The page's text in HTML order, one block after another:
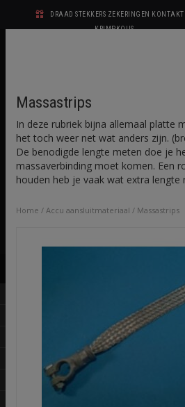
DRAAD STEKKERS ZEKERINGEN
KRIMPKOUS
Massastrips
In deze rubriek bijna allemaal platte
het toch weer net wat anders zijn.
De benodigde lengte meten doe je
massaverbinding moet komen. Een
houden heb je vaak wat extra lengte
Home / Accu aansluitmateriaal / Massastrips